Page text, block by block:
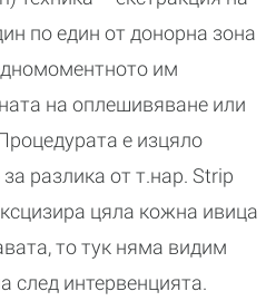
по един от донорна зона
им
на оплешивяване или
е изцяло
разлика от т.нар. Strip
цяла кожна ивица
то тук няма видим
след интервенцията.